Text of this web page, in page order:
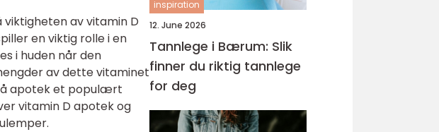
av vitamin D
en viktig rolle i en
i huden når den
av dette vitaminet
apotek et populært
vitamin D apotek og
inspiration
12. June 2026
Tannlege i Bærum: Slik
finner du riktig tannlege
for deg